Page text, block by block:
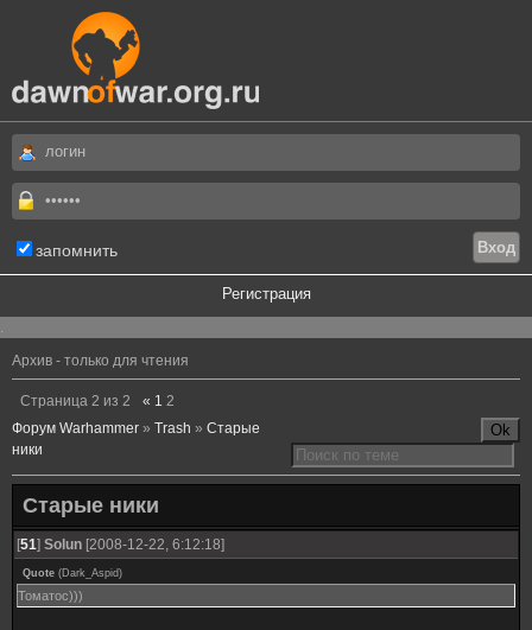
запомнить
Регистрация
.
Архив - только для чтения
Страница 2 из 2 « 1 2
Форум Warhammer » Trash » Старые
ники
Старые ники
[51] Solun [2008-12-22, 6:12:18]
Quote (Dark_Aspid)
Томатос)))